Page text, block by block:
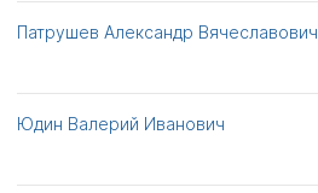
Патрушев Александр Вячеславович
Юдин Валерий Иванович